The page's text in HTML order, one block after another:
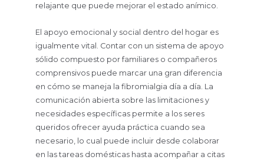
relajante que puede mejorar el estado anímico.
El apoyo emocional y social dentro del hogar es
igualmente vital. Contar con un sistema de apoyo
sólido compuesto por familiares o compañeros
comprensivos puede marcar una gran diferencia
en cómo se maneja la fibromialgia día a día. La
comunicación abierta sobre las limitaciones y
necesidades específicas permite a los seres
queridos ofrecer ayuda práctica cuando sea
necesario, lo cual puede incluir desde colaborar
en las tareas domésticas hasta acompañar a citas